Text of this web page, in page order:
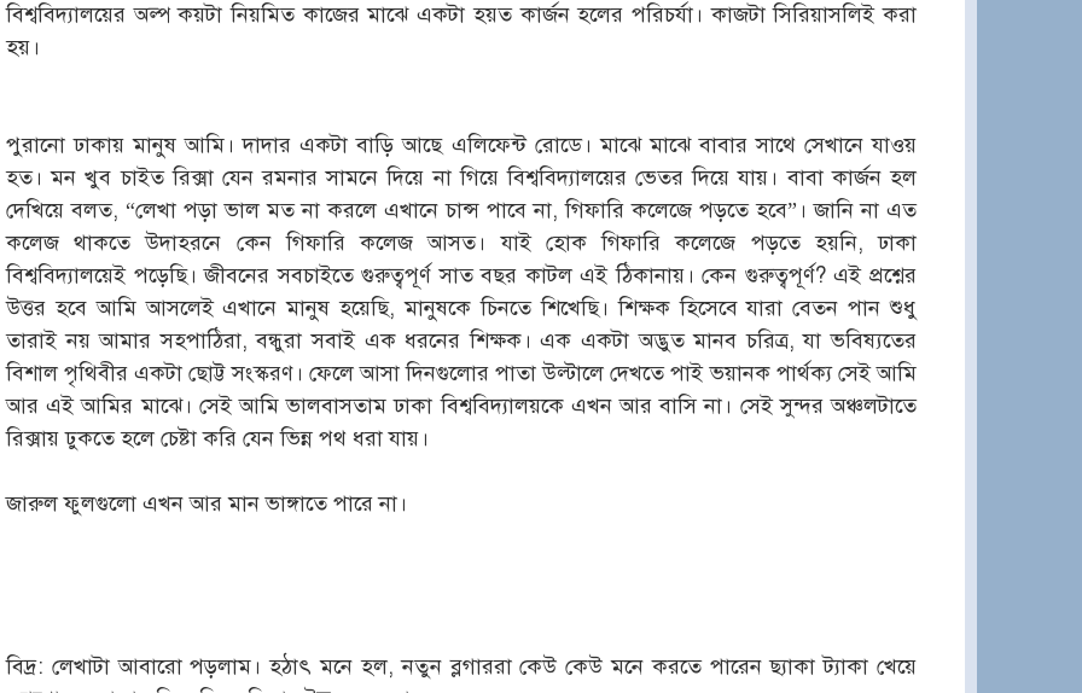
বিশ্ববিদ্যালয়ের অল্প কয়টা নিয়মিত কাজের মাঝে একটা হয়ত কার্জন হলের পরিচর্যা। কাজটা সিরিয়াসলিই করা
হয়।
পুরানো ঢাকায় মানুষ আমি। দাদার একটা বাড়ি আছে এলিফেন্ট রোডে। মাঝে মাঝে বাবার সাথে সেখানে যাওয়
হত। মন খুব চাইত রিক্সা যেন রমনার সামনে দিয়ে না গিয়ে বিশ্ববিদ্যালয়ের ভেতর দিয়ে যায়। বাবা কার্জন হল
দেখিয়ে বলত, “লেখা পড়া ভাল মত না করলে এখানে চান্স পাবে না, গিফারি কলেজে পড়তে হবে”। জানি না এত
কলেজ থাকতে উদাহরনে কেন গিফারি কলেজ আসত। যাই হোক গিফারি কলেজে পড়তে হয়নি, ঢাকা
বিশ্ববিদ্যালয়েই পড়েছি। জীবনের সবচাইতে গুরুত্বপূর্ণ সাত বছর কাটল এই ঠিকানায়। কেন গুরুত্বপূর্ণ? এই প্রশ্নের
উত্তর হবে আমি আসলেই এখানে মানুষ হয়েছি, মানুষকে চিনতে শিখেছি। শিক্ষক হিসেবে যারা বেতন পান শুধু
তারাই নয় আমার সহপাঠিরা, বন্ধুরা সবাই এক ধরনের শিক্ষক। এক একটা অদ্ভুত মানব চরিত্র, যা ভবিষ্যতের
বিশাল পৃথিবীর একটা ছোট্ট সংস্করণ। ফেলে আসা দিনগুলোর পাতা উল্টালে দেখতে পাই ভয়ানক পার্থক্য সেই আমি
আর এই আমির মাঝে। সেই আমি ভালবাসতাম ঢাকা বিশ্ববিদ্যালয়কে এখন আর বাসি না। সেই সুন্দর অঞ্চলটাতে
রিক্সায় ঢুকতে হলে চেষ্টা করি যেন ভিন্ন পথ ধরা যায়।
জারুল ফুলগুলো এখন আর মান ভাঙ্গাতে পারে না।
বিদ্র: লেখাটা আবারো পড়লাম। হঠাৎ মনে হল, নতুন ব্লগাররা কেউ কেউ মনে করতে পারেন ছ্যাকা ট্যাকা খেয়ে